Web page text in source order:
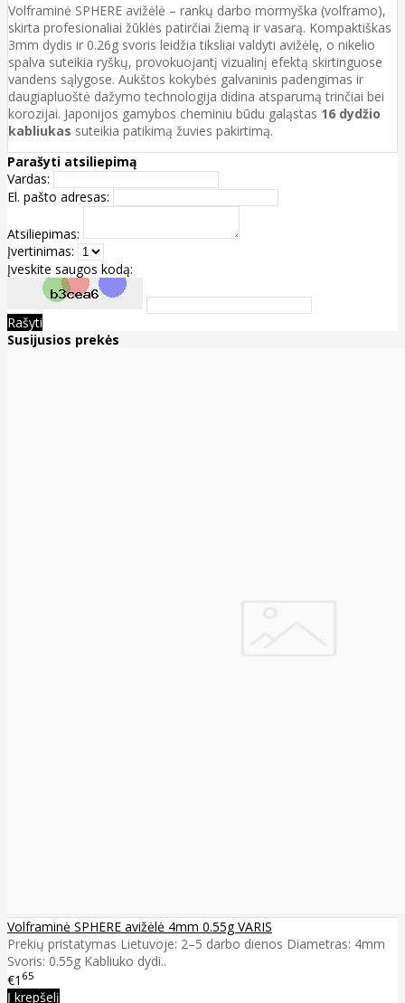
Volframinė SPHERE avižėlė – rankų darbo mormyška (volframo),
skirta profesionaliai žūklės patirčiai žiemą ir vasarą. Kompaktiškas
3mm dydis ir 0.26g svoris leidžia tiksliai valdyti avižėlę, o nikelio
spalva suteikia ryškų, provokuojantį vizualinį efektą skirtinguose
vandens sąlygose. Aukštos kokybės galvaninis padengimas ir
daugiapluoštė dažymo technologija didina atsparumą trinčiai bei
korozijai. Japonijos gamybos cheminiu būdu galąstas 16 dydžio
kabliukas suteikia patikimą žuvies pakirtimą.
Parašyti atsiliepimą
Vardas:
El. pašto adresas:
Atsiliepimas:
Įvertinimas:
Įveskite saugos kodą:
Rašyti
Susijusios prekės
Volframinė SPHERE avižėlė 4mm 0.55g VARIS
Prekių pristatymas Lietuvoje: 2–5 darbo dienos Diametras: 4mm
Svoris: 0.55g Kabliuko dydi..
€1 65
Į krepšelį